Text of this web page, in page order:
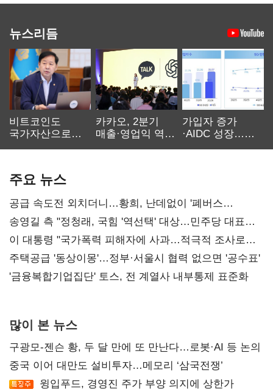
뉴스리듬
비트코인도
국가자산으로…'
카카오, 2분기
매출·영업익 역대
가입자 증가
·AIDC 성장…
주요 뉴스
공급 속도전 외치더니…황희, 난데없이 '폐버스
리모델링' 제안
송영길 측 "정청래, 국힘 '역선택' 대상…민주당 대표로
총선 지휘 못해"
이 대통령 "국가폭력 피해자에 사과…적극적 조사로
진실 밝혀야"
주택공급 '동상이몽'…정부·서울시 협력 없으면 '공수표'
'금융복합기업집단' 토스, 전 계열사 내부통제 표준화
많이 본 뉴스
구광모-젠슨 황, 두 달 만에 또 만난다…로봇·AI 등 논의
중국 이어 대만도 설비투자…메모리 ‘삼국전쟁’
윙입푸드, 경영진 주가 부양 의지에 상한가